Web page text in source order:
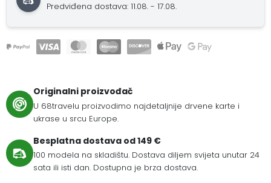
Predviđena dostava: 11.08. - 17.08.
Originalni proizvođač
U 68travelu proizvodimo najdetaljnije drvene karte i
ukrase u srcu Europe.
Besplatna dostava od 149 €
100 modela na skladištu. Dostava diljem svijeta unutar 24
sata ili isti dan. Dostupna je brza dostava.